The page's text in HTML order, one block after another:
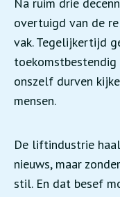
overtuigd van de
vak. Tegelijkertijd
onszelf durven
mensen.
De liftindustrie
nieuws, maar
stil. En dat besef